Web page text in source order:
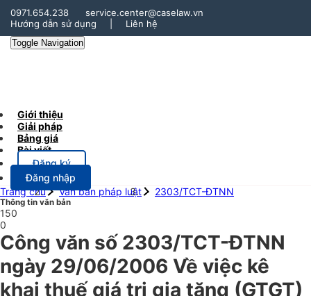
0971.654.238
service.center@caselaw.vn
Hướng dẫn sử dụng
Liên hệ
Toggle Navigation
Giới thiệu
Giải pháp
Bảng giá
Bài viết
Đăng ký
Đăng nhập
Trang chủ
Văn bản pháp luật 2303/TCT-ĐTNN
Thông tin văn bản
150
0
Công văn số 2303/TCT-ĐTNN
ngày 29/06/2006 Về việc kê
khai thuế giá trị gia tăng (GTGT)